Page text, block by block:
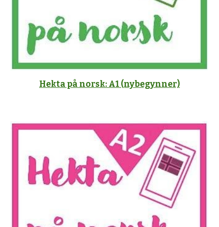
Hekta på norsk: A1 (nybegynner)